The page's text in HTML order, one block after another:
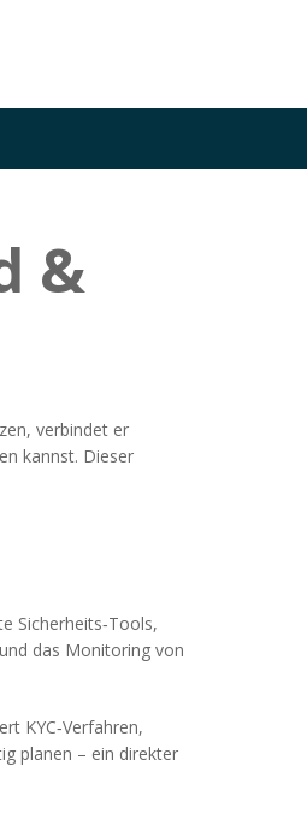
&
, verbindet er
kannst. Dieser
Sicherheits‑Tools,
das Monitoring von
KYC‑Verfahren,
planen – ein direkter